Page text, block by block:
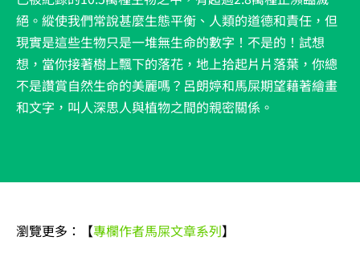
絕。縱使我們常說甚麼生態平衡、人類的道德和責任，但
現實是這些生物只是一堆無生命的數字！不是的！試想
想，當你接著樹上飄下的落花，地上拾起片片落葉，你總
不是讚賞自然生命的美麗嗎？呂朗婷和馬屎期望藉著繪畫
和文字，叫人深思人與植物之間的親密關係。
瀏覽更多：【專欄作者馬屎文章系列】